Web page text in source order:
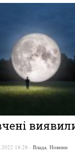
18:28 - Влада, Новини